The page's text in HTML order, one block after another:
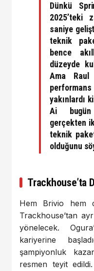
Dünkü
2025’teki
saniye
teknik
bence
düzeyde
Ama
yakınlardı
Ai
gerçekten
teknik
olduğunu
Trackhouse’ta
Hem Brivio hem
Trackhouse’tan
yönelecek.
kariyerine
şampiyonluk
resmen teyit